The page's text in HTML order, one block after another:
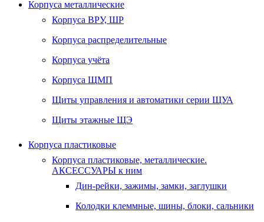
Корпуса металлические
Корпуса ВРУ, ШР
Корпуса распределительные
Корпуса учёта
Корпуса ЩМП
Щиты управления и автоматики серии ЩУА
Щиты этажные ЩЭ
Корпуса пластиковые
Корпуса пластиковые, металлические.
АКСЕССУАРЫ к ним
Дин-рейки, зажимы, замки, заглушки
Колодки клеммные, шины, блоки, сальники